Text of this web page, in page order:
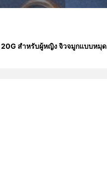
20G สำหรับผู้หญิง จิวจมูกแบบหมุด